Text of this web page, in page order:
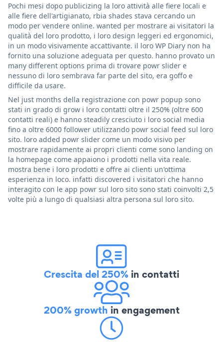
Pochi mesi dopo publicizing la loro attività alle fiere locali e
alle fiere dell'artigianato, rbia shades stava cercando un
modo per vendere online. wanted per mostrare ai visitatori la
qualità del loro prodotto, i loro design leggeri ed ergonomici,
in un modo visivamente accattivante. il loro WP Diary non ha
fornito una soluzione adeguata per questo. hanno provato un
many different options prima di trovare powr slider e
nessuno di loro sembrava far parte del sito, era goffo e
difficile da usare.
Nel just months della registrazione con powr popup sono
stati in grado di grow i loro contatti oltre il 250% (oltre 600
contatti reali) e hanno steadily cresciuto i loro social media
fino a oltre 6000 follower utilizzando powr social feed sul loro
sito. loro added powr slider come un modo visivo per
mostrare rapidamente ai propri clienti come sono landing on
la homepage come appaiono i prodotti nella vita reale.
mostra bene i loro prodotti e offre ai clienti un'ottima
esperienza in loco. infatti discovered i visitatori che hanno
interagito con le app powr sul loro sito sono stati coinvolti 2,5
volte più a lungo di qualsiasi altra persona sul loro sito.
Crescita del 250% in contatti
200% growth in engagement